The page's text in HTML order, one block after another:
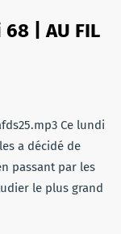
| AU FIL
Ce lundi
a décidé de
passant par les
le plus grand